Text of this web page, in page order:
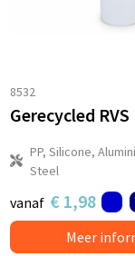
8532
PP, Silicone,
Steel
vanaf € 1,98
Meer